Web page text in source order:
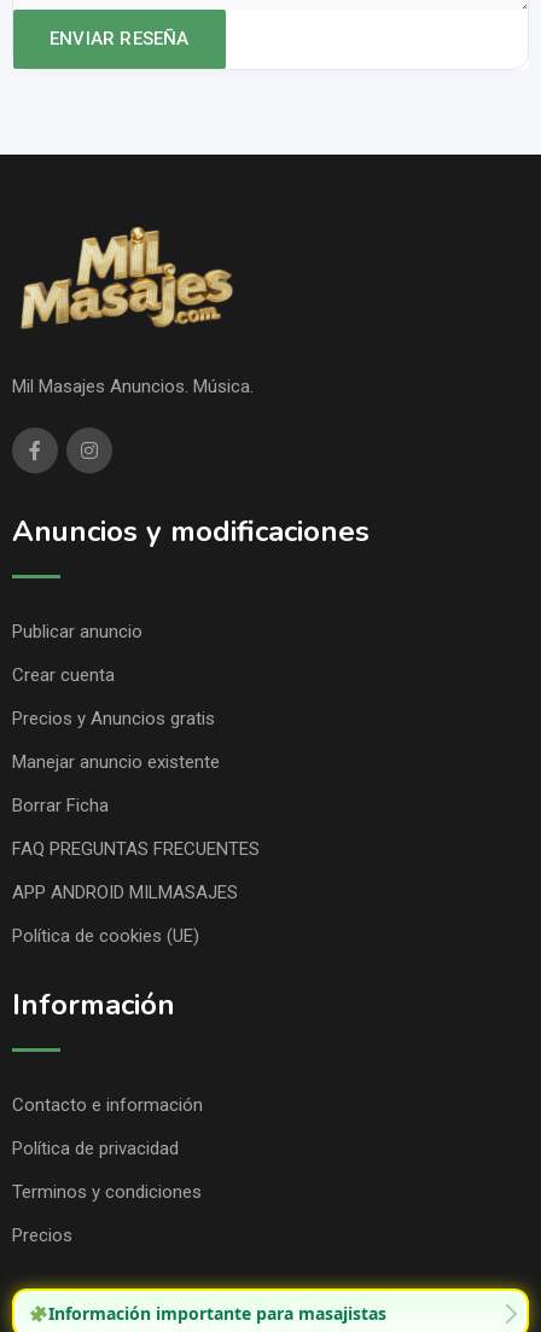
Mil Masajes Anuncios. Música.
Anuncios y modificaciones
Publicar anuncio
Crear cuenta
Precios y Anuncios gratis
Manejar anuncio existente
Borrar Ficha
FAQ PREGUNTAS FRECUENTES
APP ANDROID MILMASAJES
Política de cookies (UE)
Información
Contacto e información
Política de privacidad
Terminos y condiciones
Precios
Información importante para masajistas